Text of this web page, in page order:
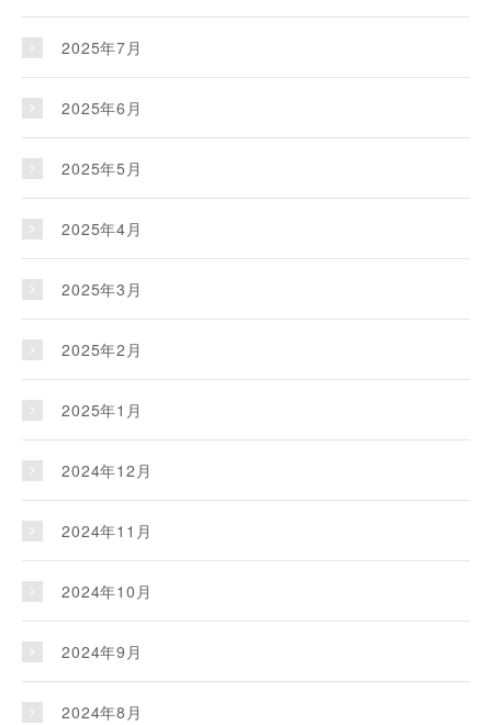
2025年7月
2025年6月
2025年5月
2025年4月
2025年3月
2025年2月
2025年1月
2024年12月
2024年11月
2024年10月
2024年9月
2024年8月